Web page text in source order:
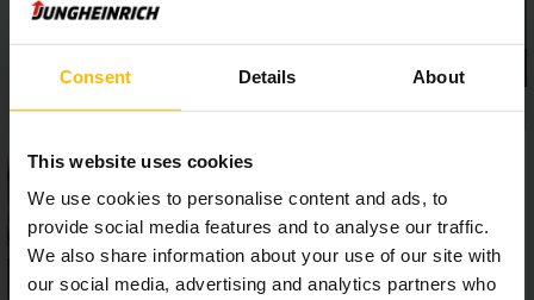
Consent Details About
This website uses cookies
We use cookies to personalise content and ads, to
provide social media features and to analyse our traffic.
We also share information about your use of our site with
our social media, advertising and analytics partners who